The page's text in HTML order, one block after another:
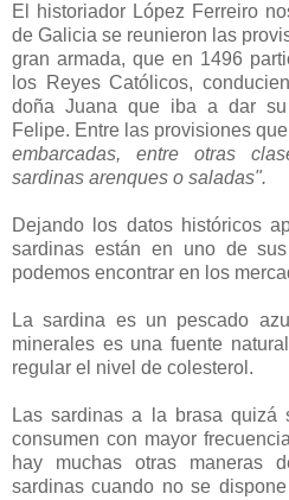
El historiador López Ferreiro
de Galicia se reunieron las
gran armada, que en 1496
los Reyes Católicos,
doña Juana que iba a dar
Felipe. Entre las provisiones
embarcadas, entre otras
sardinas arenques o saladas".
Dejando los datos históricos
sardinas están en uno de
podemos encontrar en los
La sardina es un pescado
minerales es una fuente
regular el nivel de colesterol.
Las sardinas a la brasa
consumen con mayor
hay muchas otras maneras
sardinas cuando no se